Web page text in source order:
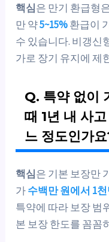
핵심은 만기 환급형
만 약5~15%환급이
수 있습니다. 비갱신
가로 장기 유지에 제
Q. 특약 없이
때 1년 내 사
느 정도인가
핵심은 기본 보장만
가수백만 원에서 1
특약에 따라 보장 범
본 보장 한도를 꼼꼼